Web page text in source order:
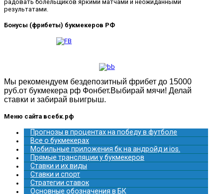
радовать болельщиков яркими матчами и неожиданными
результатами.
Бонусы (фрибеты) букмекеров РФ
Мы рекомендуем бездепозитный фрибет до 15000
руб.от букмекера рф Фонбет.Выбирай мячи! Делай
ставки и забирай выигрыш.
Меню сайта всебк.рф
Прогнозы в процентах на победу в футболе
Все о букмекерах
Мобильные приложения бк на андройд и ios.
Прямые трансляции у букмекеров
Ставки и их виды
Ставки и спорт
Стратегии ставок
Основные обозначения в БК